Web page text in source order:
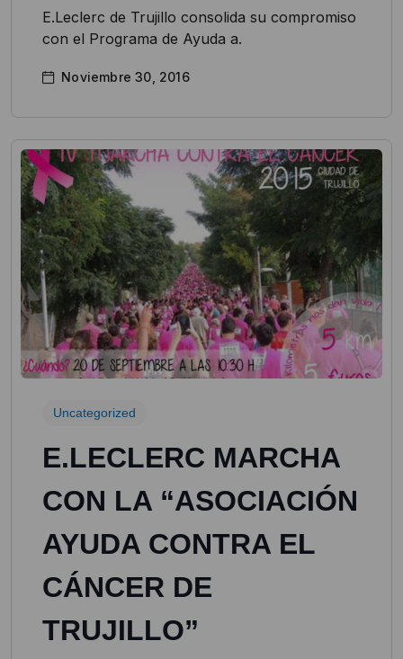
E.Leclerc de Trujillo consolida su compromiso
con el Programa de Ayuda a.
Noviembre 30, 2016
Uncategorized
E.LECLERC MARCHA
CON LA “ASOCIACIÓN
AYUDA CONTRA EL
CÁNCER DE
TRUJILLO”